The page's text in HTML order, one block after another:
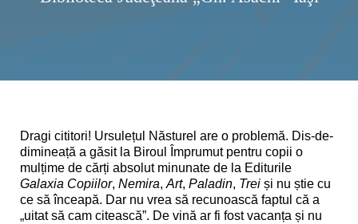
Dragi cititori! Ursulețul Năsturel are o problemă. Dis-de-
dimineață a găsit la Biroul Împrumut pentru copii o
mulțime de cărți absolut minunate de la Editurile
Galaxia Copiilor, Nemira, Art, Paladin, Trei și nu știe cu
ce să înceapă. Dar nu vrea să recunoască faptul că a
„uitat să cam citească”. De vină ar fi fost vacanța și nu